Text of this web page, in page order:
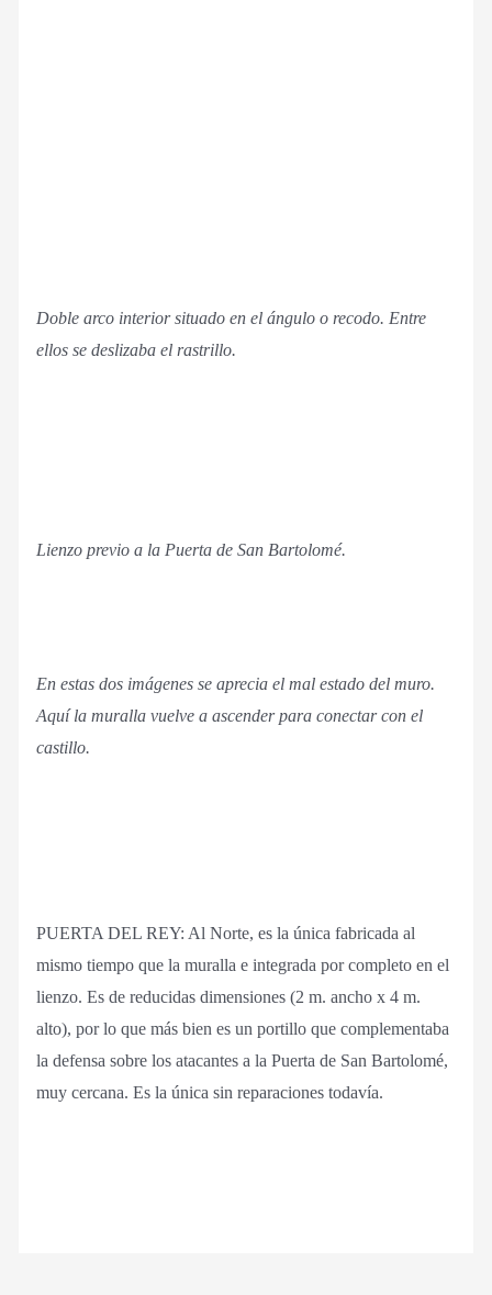
Doble arco interior situado en el ángulo o recodo. Entre
ellos se deslizaba el rastrillo.
Lienzo previo a la Puerta de San Bartolomé.
En estas dos imágenes se aprecia el mal estado del muro.
Aquí la muralla vuelve a ascender para conectar con el
castillo.
PUERTA DEL REY: Al Norte, es la única fabricada al
mismo tiempo que la muralla e integrada por completo en el
lienzo. Es de reducidas dimensiones (2 m. ancho x 4 m.
alto), por lo que más bien es un portillo que complementaba
la defensa sobre los atacantes a la Puerta de San Bartolomé,
muy cercana. Es la única sin reparaciones todavía.